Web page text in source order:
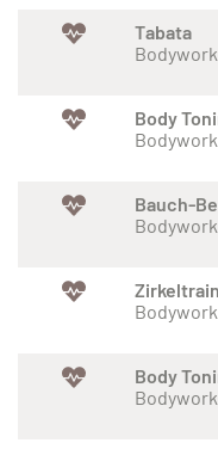
Tabata
Bodywork
Body
Bodywork
Bauch-
Bodywork
Bodywork
Body
Bodywork